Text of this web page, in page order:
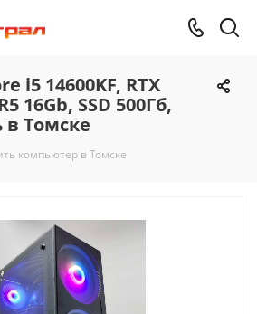
i5 14600KF, RTX
16Gb, SSD 500Гб,
в Томске
компьютер в Томске